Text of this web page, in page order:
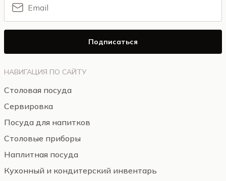
НАВИГАЦИЯ ПО САЙТУ
Столовая посуда
Сервировка
Посуда для напитков
Столовые приборы
Наплитная посуда
Кухонный и кондитерский инвентарь
Подписаться